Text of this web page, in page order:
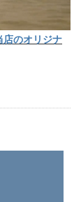
のオリジナ